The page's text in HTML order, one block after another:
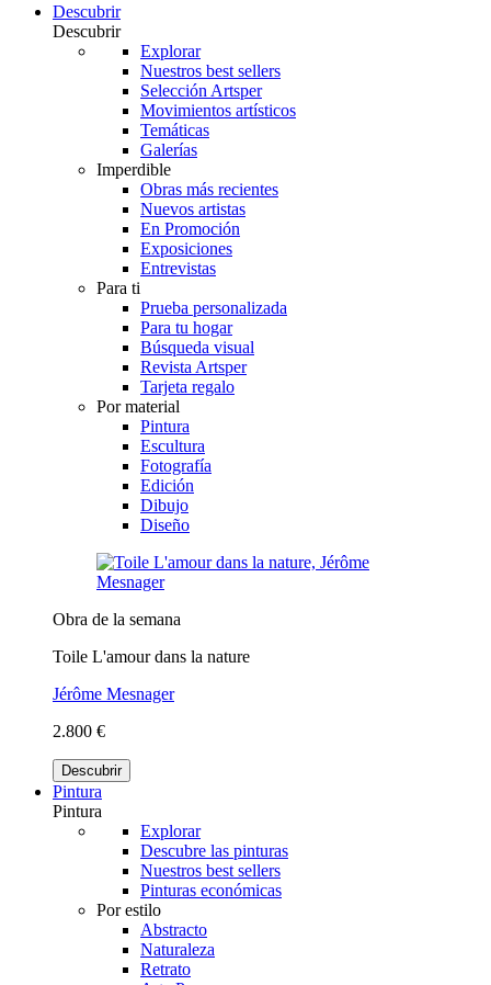
Descubrir
Descubrir
Explorar
Nuestros best sellers
Selección Artsper
Movimientos artísticos
Temáticas
Galerías
Imperdible
Obras más recientes
Nuevos artistas
En Promoción
Exposiciones
Entrevistas
Para ti
Prueba personalizada
Para tu hogar
Búsqueda visual
Revista Artsper
Tarjeta regalo
Por material
Pintura
Escultura
Fotografía
Edición
Dibujo
Diseño
Obra de la semana
Toile L'amour dans la nature
Jérôme Mesnager
2.800 €
Descubrir
Pintura
Pintura
Explorar
Descubre las pinturas
Nuestros best sellers
Pinturas económicas
Por estilo
Abstracto
Naturaleza
Retrato